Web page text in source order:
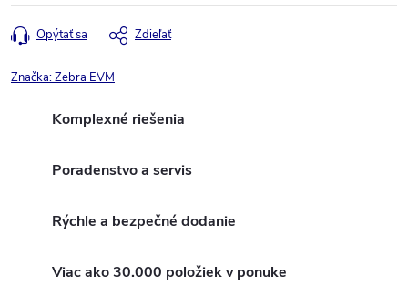
Opýtať sa Zdieľať
Značka:Zebra EVM
Komplexné riešenia
Poradenstvo a servis
Rýchle a bezpečné dodanie
Viac ako 30.000 položiek v ponuke